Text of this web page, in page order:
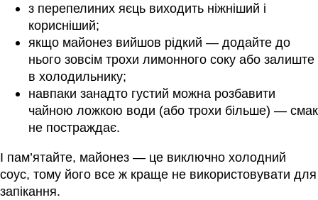
з перепелиних яєць виходить ніжніший і
корисніший;
якщо майонез вийшов рідкий — додайте до
нього зовсім трохи лимонного соку або залиште
в холодильнику;
навпаки занадто густий можна розбавити
чайною ложкою води (або трохи більше) — смак
не постраждає.
І пам’ятайте, майонез — це виключно холодний
соус, тому його все ж краще не використовувати для
запікання.